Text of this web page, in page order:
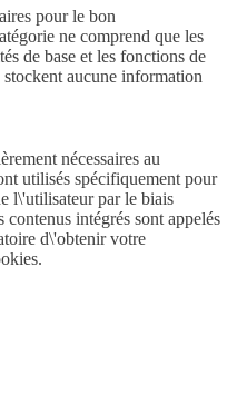
pour le bon
ne comprend que les
de base et les fonctions de
aucune information
nécessaires au
utilisés spécifiquement pour
l\'utilisateur par le biais
intégrés sont appelés
d\'obtenir votre